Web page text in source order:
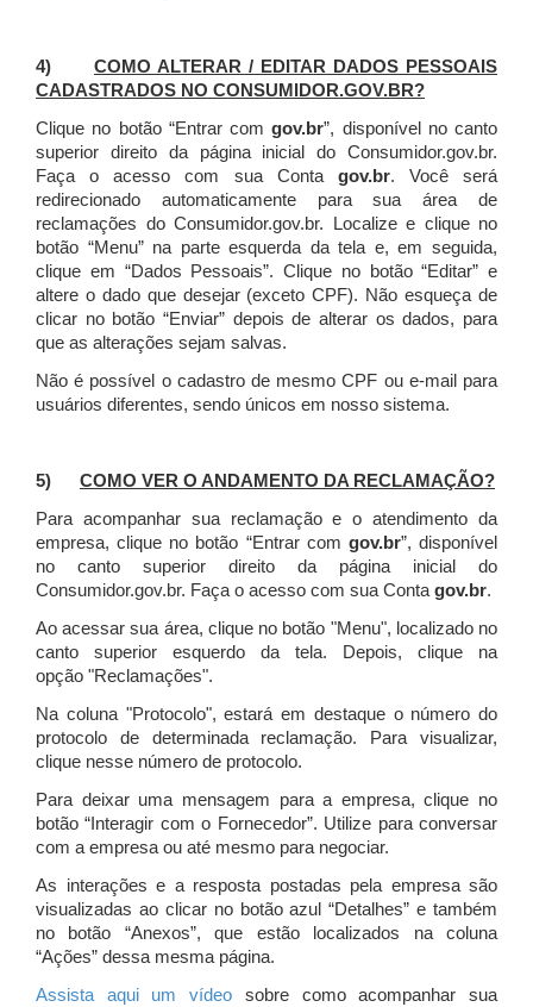
4) COMO ALTERAR / EDITAR DADOS PESSOAIS
CADASTRADOS NO CONSUMIDOR.GOV.BR?
Clique no botão “Entrar comgov.br”, disponível no canto
superior direito da página inicial do Consumidor.gov.br.
Faça o acesso com sua Conta gov.br. Você será
redirecionado automaticamente para sua área de
reclamações do Consumidor.gov.br.
Localize e clique no
botão “Menu” na parte esquerda da tela e, em seguida,
clique em “Dados Pessoais”. Clique no botão “Editar” e
altere o dado que desejar (exceto CPF). Não esqueça de
clicar no botão “Enviar” depois de alterar os dados, para
que as alterações sejam salvas.
Não é possível o cadastro de mesmo CPF ou e-mail para
usuários diferentes, sendo únicos em nosso sistema.
5) COMO VER O ANDAMENTO DA RECLAMAÇÃO?
Para acompanhar sua reclamação e o atendimento da
empresa, clique no botão “Entrar com gov.br”, disponível
no canto superior direito da página inicial do
Consumidor.gov.br. Faça o acesso com sua Contagov.br.
Ao acessar sua área, clique no botão "Menu", localizado no
canto superior esquerdo da tela. Depois, clique na
opção "Reclamações".
Na coluna "Protocolo", estará em destaque o número do
protocolo de determinada reclamação. Para visualizar,
clique nesse número de protocolo.
Para deixar uma mensagem para a empresa, clique no
botão “Interagir com o Fornecedor”. Utilize para conversar
com a empresa ou até mesmo para negociar.
As interações e a resposta postadas pela empresa são
visualizadas ao clicar no botão azul “Detalhes” e também
no botão “Anexos”, que estão localizados na coluna
“Ações” dessa mesma página.
Assista aqui um vídeo sobre como acompanhar sua